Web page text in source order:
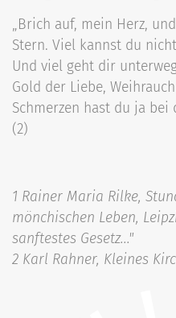
„Brich auf, mein Herz,
Stern. Viel kannst du
Und viel geht dir
Gold der Liebe,
Schmerzen hast du ja bei
(2)
1 Rainer Maria Rilke,
mönchischen Leben,
sanftestes Gesetz..."
2 Karl Rahner, Kleines